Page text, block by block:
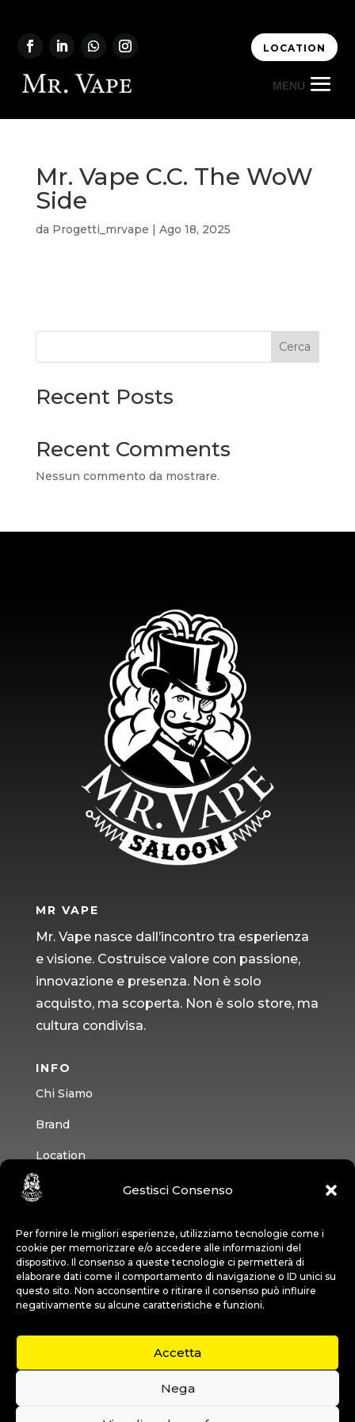
Gestisci Consenso
Per fornire le migliori esperienze, utilizziamo tecnologie come i
cookie per memorizzare e/o accedere alle informazioni del
dispositivo. Il consenso a queste tecnologie ci permetterà di
elaborare dati come il comportamento di navigazione o ID unici su
questo sito. Non acconsentire o ritirare il consenso può influire
negativamente su alcune caratteristiche e funzioni.
Accetta
Nega
LOCATION
Mr. Vape C.C. The WoW
Side
da Progetti_mrvape | Ago 18, 2025
Cerca
Recent Posts
Recent Comments
Nessun commento da mostrare.
MR VAPE
Mr. Vape nasce dall’incontro tra esperienza
e visione. Costruisce valore con passione,
innovazione e presenza. Non è solo
acquisto, ma scoperta. Non è solo store, ma
cultura condivisa.
INFO
Chi Siamo
Brand
Location
Contatti
CONTATTI
Chiama il punto vendita più vicino
Scrivici
© 2026 Mr Vape. Tutti i diritti riservati | P.IVA 03636360129 |